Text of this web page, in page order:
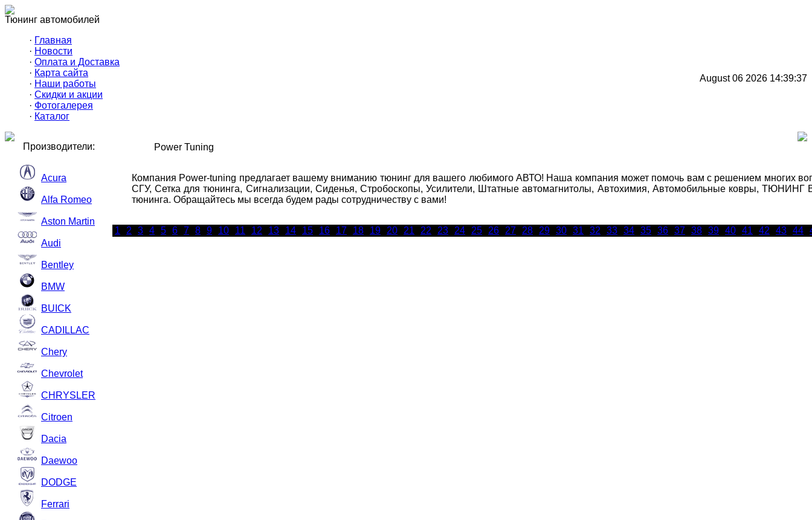
Тюнинг автомобилей
· Главная
· Новости
· Оплата и Доставка
· Карта сайта
· Наши работы
· Скидки и акции
· Фотогалерея
· Каталог
August 06 2026 14:39:37
Производители:
Acura
Alfa Romeo
Aston Martin
Audi
Bentley
BMW
BUICK
CADILLAC
Chery
Chevrolet
CHRYSLER
Citroen
Dacia
Daewoo
DODGE
Ferrari
Power Tuning
Компания Power-tuning предлагает вашему вниманию тюнинг для вашего любимого АВТО! Наша компания может помочь вам с решением многих
СГУ, Сетка для тюнинга, Сигнализации, Сиденья, Стробоскопы, Усилители, Штатные автомагнитолы, Автохимия, Автомобильные ковры,
тюнинга. Обращайтесь мы всегда будем рады сотрудничеству с вами!
1 2 3 4 5 6 7 8 9 10 11 12 13 14 15 16 17 18 19 20 21 22 23 24 25 26 27 28 29 30 31 32 33 34 35 36 37 38 39 40 41 42 43 44